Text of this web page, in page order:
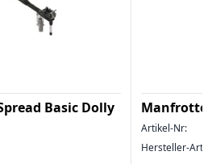
Basic Dolly Manfrotto
Artikel-Nr:
Hersteller-Art.-